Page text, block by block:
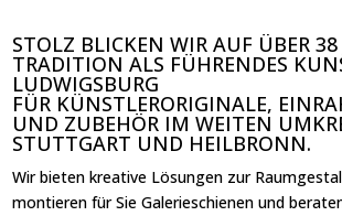
STOLZ BLICKEN WIR AUF ÜBER 38
TRADITION ALS FÜHRENDES
LUDWIGSBURG
FÜR KÜNSTLERORIGINALE,
UND ZUBEHÖR IM WEITEN
STUTTGART UND HEILBRONN.
Wir bieten kreative Lösungen zur
montieren für Sie Galerieschienen und